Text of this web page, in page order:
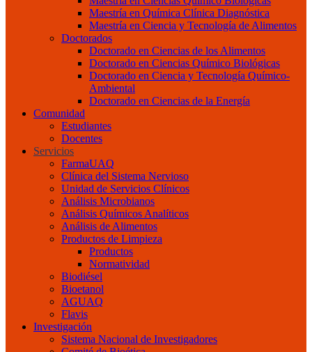
Maestría en Química Clínica Diagnóstica
Maestría en Ciencia y Tecnología de Alimentos
Doctorados
Doctorado en Ciencias de los Alimentos
Doctorado en Ciencias Químico Biológicas
Doctorado en Ciencia y Tecnología Químico-
Ambiental
Doctorado en Ciencias de la Energía
Comunidad
Estudiantes
Docentes
Servicios
FarmaUAQ
Clínica del Sistema Nervioso
Unidad de Servicios Clínicos
Análisis Microbianos
Análisis Químicos Analíticos
Análisis de Alimentos
Productos de Limpieza
Productos
Normatividad
Biodiésel
Bioetanol
AGUAQ
Flavis
Investigación
Sistema Nacional de Investigadores